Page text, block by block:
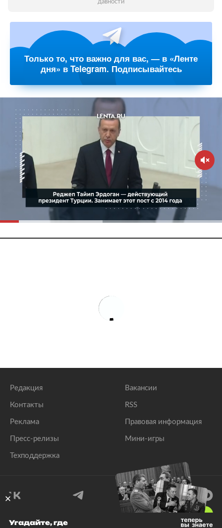
давности
Только то, что важно для вас, — в «Ленте
дня» в Telegram. Подписывайтесь
Редакция
Контакты
Реклама
Пресс-релизы
Техподдержка
Вакансии
RSS
Правовая информация
Мини-игры
Угадайте, где